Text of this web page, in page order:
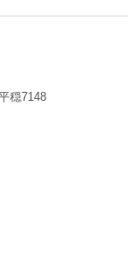
穏7148